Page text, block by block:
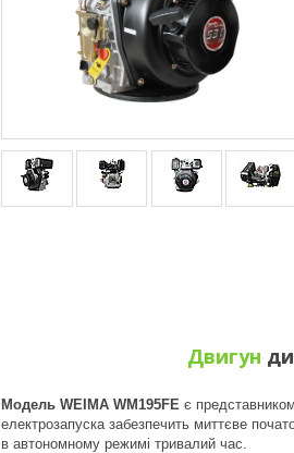
Двигун
Модель WEIMA WM195FE є
електрозапуска забезпечить миттєве
в автономному режимі тривалий час.